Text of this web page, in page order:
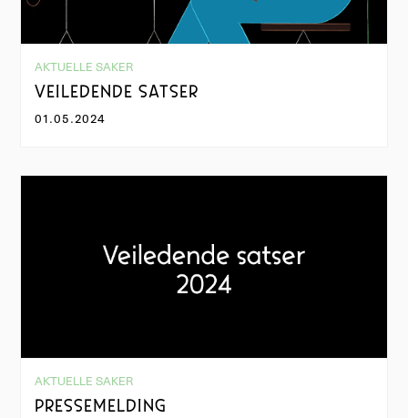
AKTUELLE SAKER
VEILEDENDE SATSER
01.05.2024
AKTUELLE SAKER
PRESSEMELDING